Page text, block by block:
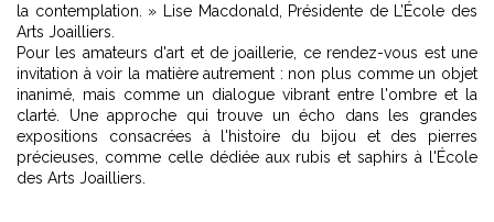
la contemplation. » Lise Macdonald, Présidente de L’École des
Arts Joailliers.
Pour les amateurs d'art et de joaillerie, ce rendez-vous est une
invitation à voir la matière autrement : non plus comme un objet
inanimé, mais comme un dialogue vibrant entre l'ombre et la
clarté. Une approche qui trouve un écho dans les grandes
expositions consacrées à l'histoire du bijou et des pierres
précieuses, comme celle dédiée aux rubis et saphirs à l'École
des Arts Joailliers